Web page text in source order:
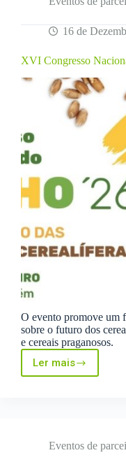
na
avaliação
dos
de
16 de
XVI Congresso
O evento promove um
sobre o futuro dos
e cereais praganosos.
Ler mais
XVI
Congresso
Eventos de